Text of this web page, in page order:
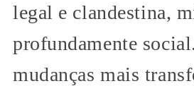
legal e clandestina,
profundamente
mudanças mais